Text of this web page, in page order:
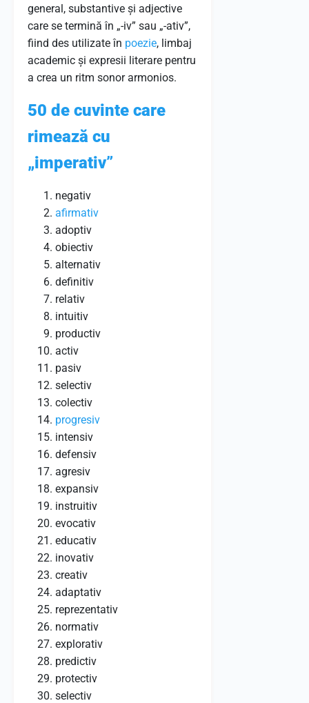
general, substantive și adjective
care se termină în „-iv” sau „-ativ”,
fiind des utilizate în poezie, limbaj
academic și expresii literare pentru
a crea un ritm sonor armonios.
50 de cuvinte care
rimează cu
„imperativ”
negativ
afirmativ
adoptiv
obiectiv
alternativ
definitiv
relativ
intuitiv
productiv
activ
pasiv
selectiv
colectiv
progresiv
intensiv
defensiv
agresiv
expansiv
instruitiv
evocativ
educativ
inovativ
creativ
adaptativ
reprezentativ
normativ
explorativ
predictiv
protectiv
selectiv